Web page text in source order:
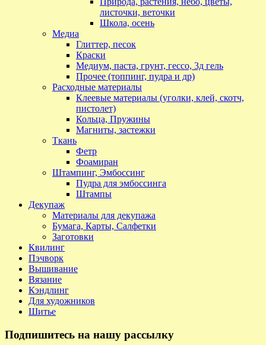
листочки, веточки
Школа, осень
Медиа
Глиттер, песок
Краски
Медиум, паста, грунт, гессо, 3д гель
Прочее (топпинг, пудра и др)
Расходные материалы
Клеевые материалы (уголки, клей, скотч,
пистолет)
Кольца, Пружины
Магниты, застежки
Ткань
Фетр
Фоамиран
Штампинг, Эмбоссинг
Пудра для эмбоссинга
Штампы
Декупаж
Материалы для декупажа
Бумага, Карты, Салфетки
Заготовки
Квилинг
Пэчворк
Вышивание
Вязание
Кэндлинг
Для художников
Шитье
Подпишитесь на нашу рассылку